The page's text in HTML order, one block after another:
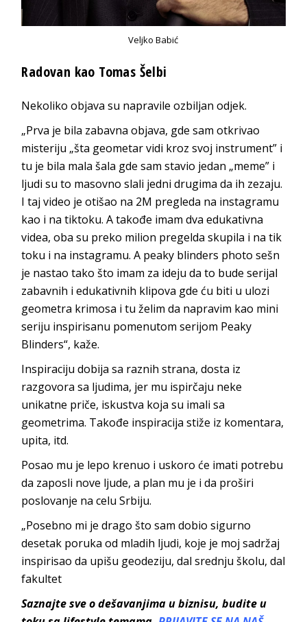
Veljko Babić
Radovan kao Tomas Šelbi
Nekoliko objava su napravile ozbiljan odjek.
„Prva je bila zabavna objava, gde sam otkrivao
misteriju „šta geometar vidi kroz svoj instrument” i
tu je bila mala šala gde sam stavio jedan „meme” i
ljudi su to masovno slali jedni drugima da ih zezaju.
I taj video je otišao na 2M pregleda na instagramu
kao i na tiktoku. A takođe imam dva edukativna
videa, oba su preko milion pregelda skupila i na tik
toku i na instagramu. A peaky blinders photo sešn
je nastao tako što imam za ideju da to bude serijal
zabavnih i edukativnih klipova gde ću biti u ulozi
geometra krimosa i tu želim da napravim kao mini
seriju inspirisanu pomenutom serijom Peaky
Blinders“, kaže.
Inspiraciju dobija sa raznih strana, dosta iz
razgovora sa ljudima, jer mu ispirčaju neke
unikatne priče, iskustva koja su imali sa
geometrima. Takođe inspiracija stiže iz komentara,
upita, itd.
Posao mu je lepo krenuo i uskoro će imati potrebu
da zaposli nove ljude, a plan mu je i da proširi
poslovanje na celu Srbiju.
„Posebno mi je drago što sam dobio sigurno
desetak poruka od mladih ljudi, koje je moj sadržaj
inspirisao da upišu geodeziju, dal srednju školu, dal
fakultet
Saznajte sve o dešavanjima u biznisu, budite u